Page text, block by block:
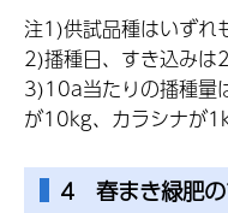
注1)供試品種はいずれ
2)播種日、すき込み
3)10a当たりの播種量
が10kg、カラシナが
4 春まき緑肥の